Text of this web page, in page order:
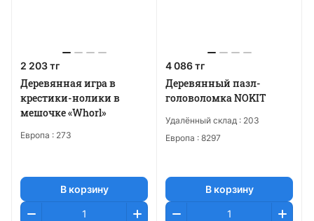
2 203 тг
Деревянная игра в
крестики-нолики в
мешочке «Whorl»
Европа : 273
В корзину
4 086 тг
Деревянный пазл-
головоломка NOKIT
Удалённый склад : 203
Европа : 8297
В корзину